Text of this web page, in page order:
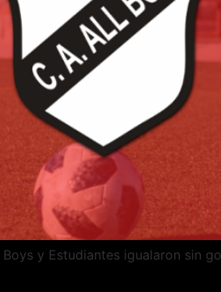
Boys y Estudiantes igualaron sin